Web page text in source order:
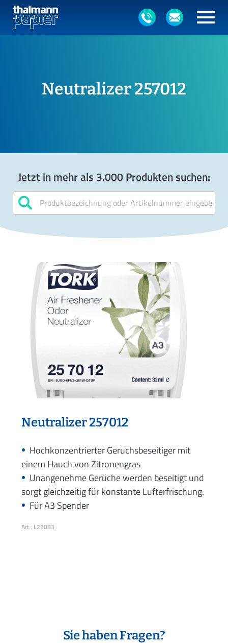
Neutralizer 257012
Jetzt in mehr als 3.000 Produkten suchen:
Neutralizer 257012
Hochkonzentrierter Geruchsbeseitiger mit
einem Hauch von Zitronengras
Unangenehme Gerüche werden beseitigt und
sorgt gleichzeitig für konstante Lufterfrischung.
Für A3 Spender
Art.: L23083
Sie haben Fragen?